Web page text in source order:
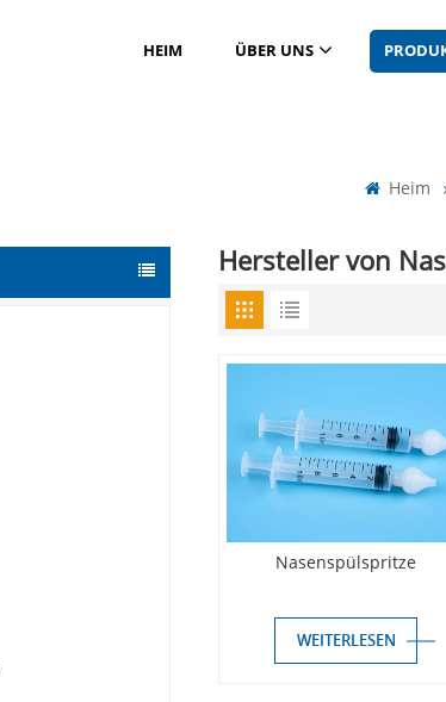
HEIM ÜBER UNS
Heim
Hersteller von
Nasenspülspritze
WEITERLESEN